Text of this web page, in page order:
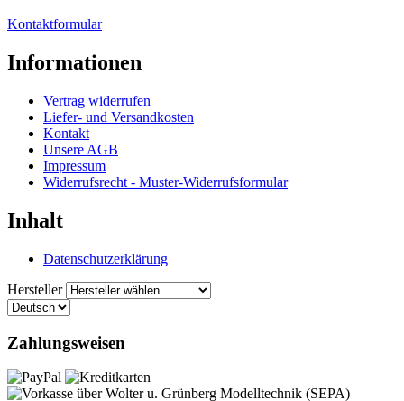
Kontaktformular
Informationen
Vertrag widerrufen
Liefer- und Versandkosten
Kontakt
Unsere AGB
Impressum
Widerrufsrecht - Muster-Widerrufsformular
Inhalt
Datenschutzerklärung
Hersteller
Zahlungsweisen